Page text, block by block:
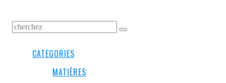
CATEGORIES
MATIÈRES